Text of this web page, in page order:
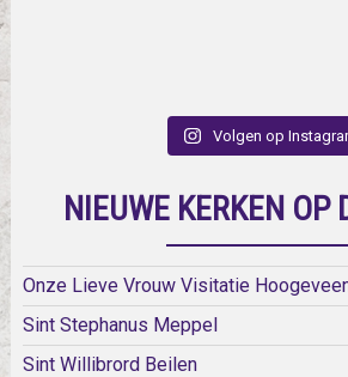
Volgen op
NIEUWE KERKEN OP
Onze Lieve Vrouw Visitatie
Sint Stephanus Meppel
Sint Willibrord Beilen